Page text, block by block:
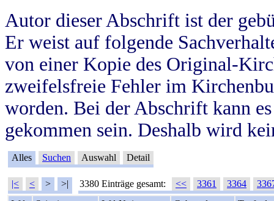
Autor dieser Abschrift ist der
Er weist auf folgende
von einer Kopie des Original-
zweifelsfreie Fehler im
worden. Bei der Abschrift kann
gekommen sein. Deshalb wird
Alles Suchen Auswahl Detail
|< < > >| 3380 Einträge gesamt: << 3361 3364